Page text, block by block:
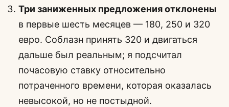
Три заниженных предложения отклонены
в первые шесть месяцев — 180, 250 и 320
евро. Соблазн принять 320 и двигаться
дальше был реальным; я подсчитал
почасовую ставку относительно
потраченного времени, которая оказалась
невысокой, но не постыдной.